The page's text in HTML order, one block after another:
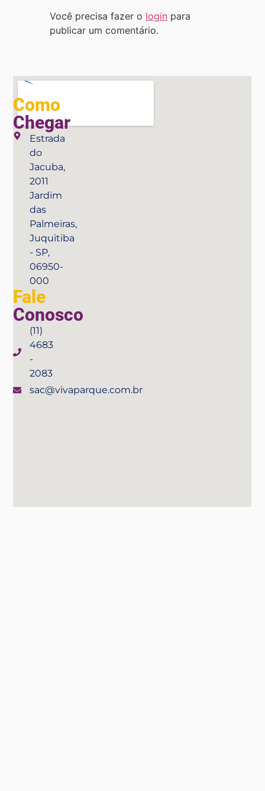
Você precisa fazer o login para
publicar um comentário.
Como
Chegar
Estrada
do
Jacuba,
2011
Jardim
das
Palmeiras,
Juquitiba
- SP,
06950-
000
Fale
Conosco
(11)
4683
-
2083
sac@vivaparque.com.br